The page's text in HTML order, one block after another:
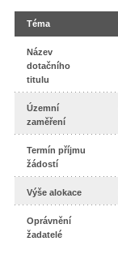
Téma
Název
dotačního
titulu
Územní
zaměření
Termín příjmu
žádostí
Výše alokace
Oprávnění
žadatelé